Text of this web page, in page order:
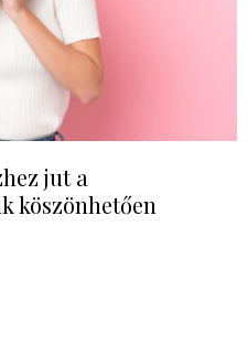
jut a
köszönhetően